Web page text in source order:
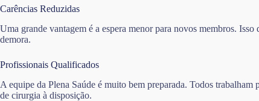
Carências Reduzidas
Uma grande vantagem é a espera menor para novos membros.
demora.
Profissionais Qualificados
A equipe da Plena Saúde é muito bem preparada. Todos
de cirurgia à disposição.